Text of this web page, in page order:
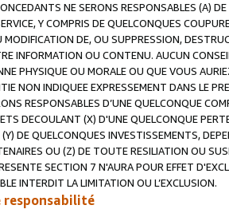
NE SERONS RESPONSABLES (A)
Y COMPRIS DE QUELCONQUES
DE, OU SUPPRESSION,
INFORMATION OU CONTENU. AUCUN
PHYSIQUE OU MORALE OU QUE VOUS
NON INDIQUEE EXPRESSEMENT DANS LE
RESPONSABLES D’UNE QUELCONQUE
DECOULANT (X) D'UNE QUELCONQUE
(Y) DE QUELCONQUES INVESTISSEMENTS,
OU (Z) DE TOUTE RESILIATION OU
SECTION 7 N'AURA POUR EFFET
INTERDIT LA LIMITATION OU L’EXCLUSION.